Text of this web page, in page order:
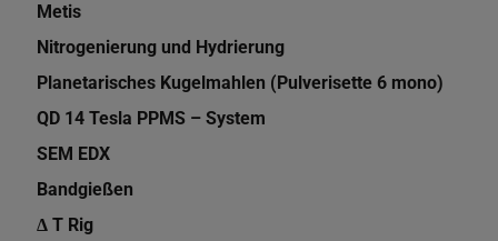
Metis
Nitrogenierung und Hydrierung
Planetarisches Kugelmahlen (Pulverisette 6 mono)
QD 14 Tesla PPMS – System
SEM EDX
Bandgießen
Δ T Rig